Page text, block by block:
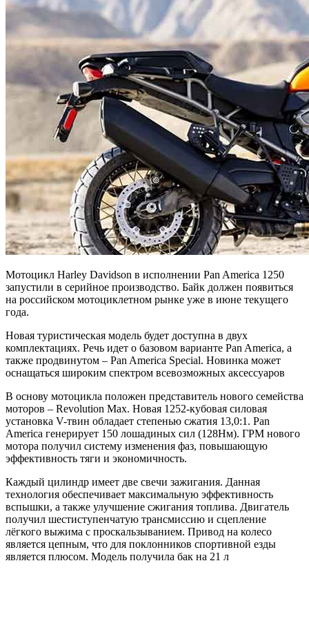
Мотоцикл Harley Davidson в исполнении Pan America 1250
запустили в серийное производство. Байк должен появиться
на российском мотоциклетном рынке уже в июне текущего
года.
Новая туристическая модель будет доступна в двух
комплектациях. Речь идет о базовом варианте Pan America, а
также продвинутом – Pan America Special. Новинка может
оснащаться широким спектром всевозможных аксессуаров
В основу мотоцикла положен представитель нового семейства
моторов – Revolution Max. Новая 1252-кубовая силовая
установка V-твин обладает степенью сжатия 13,0:1. Pan
America генерирует 150 лошадиных сил (128Нм). ГРМ нового
мотора получил систему изменения фаз, повышающую
эффективность тяги и экономичность.
Каждый цилиндр имеет две свечи зажигания. Данная
технология обеспечивает максимальную эффективность
вспышки, а также улучшение сжигания топлива. Двигатель
получил шестиступенчатую трансмиссию и сцепление
лёгкого выжима с проскальзыванием. Привод на колесо
является цепным, что для поклонников спортивной езды
является плюсом. Модель получила бак на 21 л